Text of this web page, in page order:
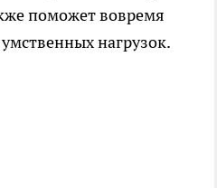
поможет вовремя
нагрузок.